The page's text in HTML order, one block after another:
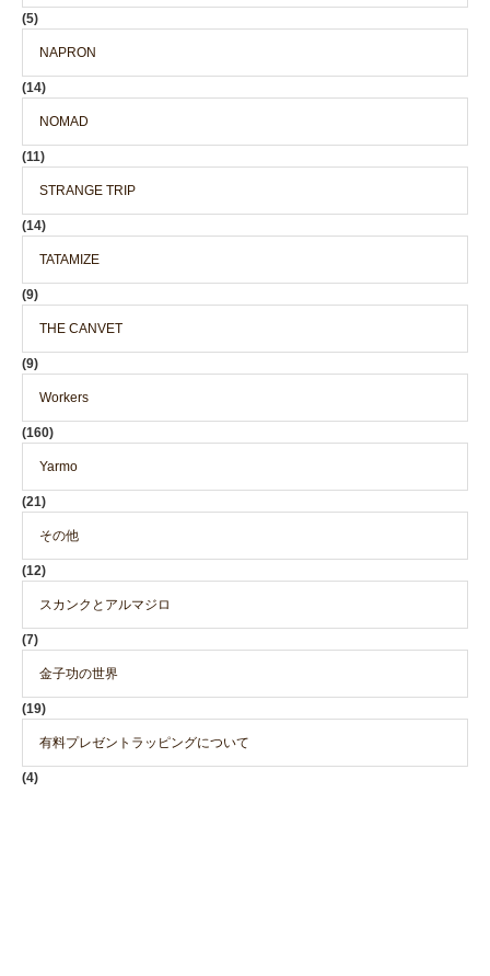
(5)
NAPRON
(14)
NOMAD
(11)
STRANGE TRIP
(14)
TATAMIZE
(9)
THE CANVET
(9)
Workers
(160)
Yarmo
(21)
その他
(12)
スカンクとアルマジロ
(7)
金子功の世界
(19)
有料プレゼントラッピングについて
(4)